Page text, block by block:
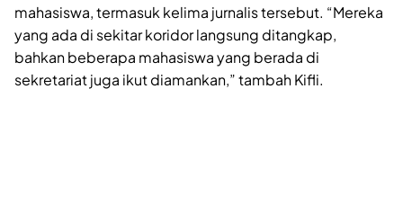
mahasiswa, termasuk kelima jurnalis tersebut. “Mereka
yang ada di sekitar koridor langsung ditangkap,
bahkan beberapa mahasiswa yang berada di
sekretariat juga ikut diamankan,” tambah Kifli.